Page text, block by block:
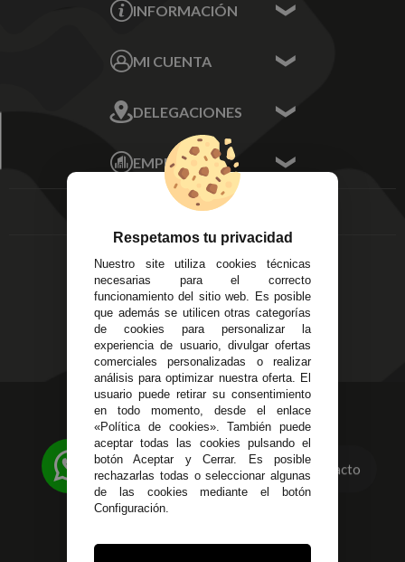
INFORMACIÓN
Sobre nosotros
MI CUENTA
Mis Direcciones
Mis Pedidos
Mis favoritos
FAQ's
DELEGACIONES
Écija - Sevilla
Av. Plaza de Toros.
Local 3
Córdoba
14
Alzira - Valencia
C/ Esplugues, 135
EMPRESA
Aviso Legal
Devoluciones
Política de Privacidad
Pago Seguro
Terminos y
Condiciones Generales
Políticas de Cookies
623 23 31 98
Atendemos Whatsapp
955 44 45 43/955 44 45 44
info@steielectronica.com
Avenida Plaza de Toros,
Contacto
Respetamos tu privacidad
Nuestro site utiliza cookies técnicas
necesarias para el correcto
funcionamiento del sitio web. Es posible
que además se utilicen otras categorías
de cookies para personalizar la
experiencia de usuario, divulgar ofertas
comerciales personalizadas o realizar
análisis para optimizar nuestra oferta. El
usuario puede retirar su consentimiento
en todo momento, desde el enlace
«Política de cookies». También puede
aceptar todas las cookies pulsando el
botón Aceptar y Cerrar. Es posible
rechazarlas todas o seleccionar algunas
de las cookies mediante el botón
Configuración.